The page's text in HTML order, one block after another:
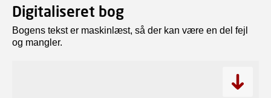
Digitaliseret bog
Bogens tekst er maskinlæst, så der kan være en del fejl
og mangler.